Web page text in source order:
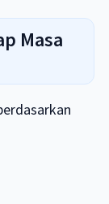
Masa